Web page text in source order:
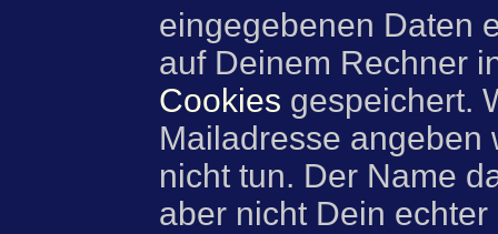
eingegebenen Daten
auf Deinem Rechner
Cookies gespeichert.
Mailadresse angeben
nicht tun. Der Name
aber nicht Dein